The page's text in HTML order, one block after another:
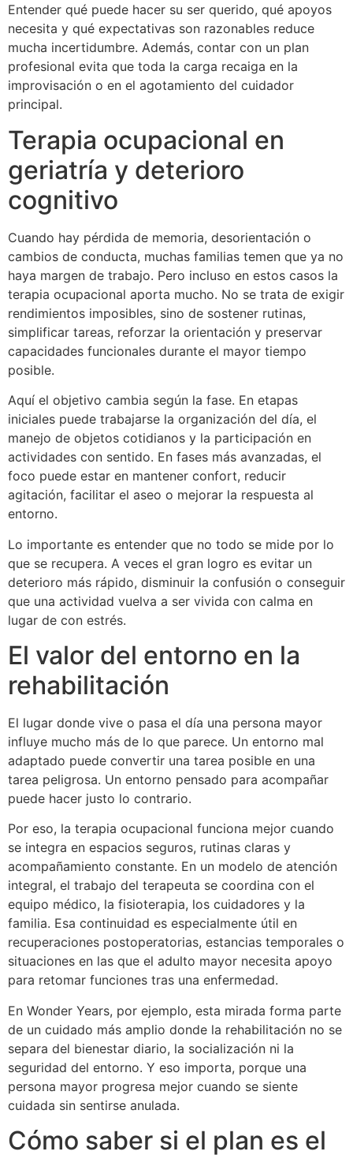
Entender qué puede hacer su ser querido, qué apoyos
necesita y qué expectativas son razonables reduce
mucha incertidumbre. Además, contar con un plan
profesional evita que toda la carga recaiga en la
improvisación o en el agotamiento del cuidador
principal.
Terapia ocupacional en
geriatría y deterioro
cognitivo
Cuando hay pérdida de memoria, desorientación o
cambios de conducta, muchas familias temen que ya no
haya margen de trabajo. Pero incluso en estos casos la
terapia ocupacional aporta mucho. No se trata de exigir
rendimientos imposibles, sino de sostener rutinas,
simplificar tareas, reforzar la orientación y preservar
capacidades funcionales durante el mayor tiempo
posible.
Aquí el objetivo cambia según la fase. En etapas
iniciales puede trabajarse la organización del día, el
manejo de objetos cotidianos y la participación en
actividades con sentido. En fases más avanzadas, el
foco puede estar en mantener confort, reducir
agitación, facilitar el aseo o mejorar la respuesta al
entorno.
Lo importante es entender que no todo se mide por lo
que se recupera. A veces el gran logro es evitar un
deterioro más rápido, disminuir la confusión o conseguir
que una actividad vuelva a ser vivida con calma en
lugar de con estrés.
El valor del entorno en la
rehabilitación
El lugar donde vive o pasa el día una persona mayor
influye mucho más de lo que parece. Un entorno mal
adaptado puede convertir una tarea posible en una
tarea peligrosa. Un entorno pensado para acompañar
puede hacer justo lo contrario.
Por eso, la terapia ocupacional funciona mejor cuando
se integra en espacios seguros, rutinas claras y
acompañamiento constante. En un modelo de atención
integral, el trabajo del terapeuta se coordina con el
equipo médico, la fisioterapia, los cuidadores y la
familia. Esa continuidad es especialmente útil en
recuperaciones postoperatorias, estancias temporales o
situaciones en las que el adulto mayor necesita apoyo
para retomar funciones tras una enfermedad.
En Wonder Years, por ejemplo, esta mirada forma parte
de un cuidado más amplio donde la rehabilitación no se
separa del bienestar diario, la socialización ni la
seguridad del entorno. Y eso importa, porque una
persona mayor progresa mejor cuando se siente
cuidada sin sentirse anulada.
Cómo saber si el plan es el